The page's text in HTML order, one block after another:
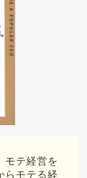
モテ経営を
モテる経